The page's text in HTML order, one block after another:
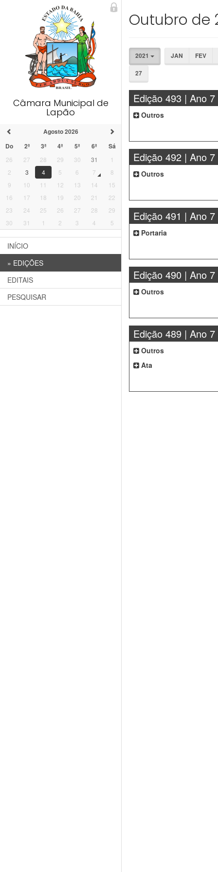
Câmara Municipal de
Lapão
Agosto 2026
Do
2ª 3ª 4ª 5ª 6ª Sá
26 27 28 29 30 31
1
2
3 4 5 6 7
8
9
10 11 12 13 14
15
16
17 18 19 20 21
22
23
24 25 26 27 28
29
30
31 1 2 3 4 5
INÍCIO
» EDIÇÕES
EDITAIS
PESQUISAR
Outubro de
2021 JAN
FEV
27
Edição 493 | Ano 7
Outros
Edição 492 | Ano 7
Outros
Edição 491 | Ano 7
Portaria
Edição 490 | Ano 7
Outros
Edição 489 | Ano 7
Outros
Ata